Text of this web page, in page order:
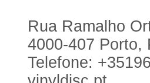
Rua Ramalho
4000-407 Porto,
Telefone: